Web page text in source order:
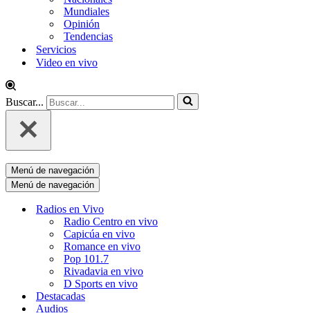
Mundiales
Opinión
Tendencias
Servicios
Video en vivo
Buscar...
Menú de navegación
Menú de navegación
Radios en Vivo
Radio Centro en vivo
Capicúa en vivo
Romance en vivo
Pop 101.7
Rivadavia en vivo
D Sports en vivo
Destacadas
Audios